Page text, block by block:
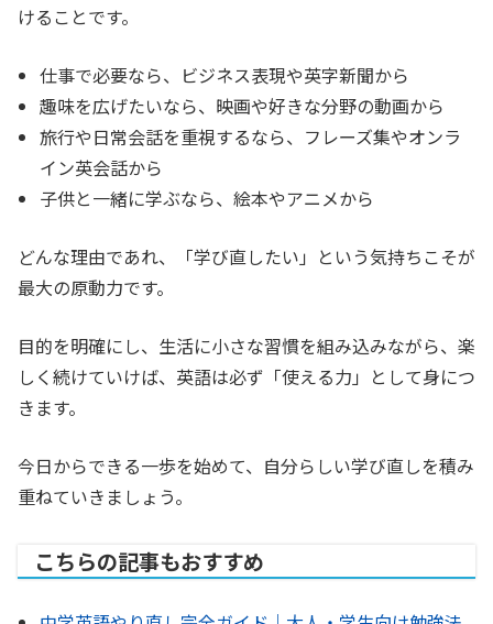
けることです。
仕事で必要なら、ビジネス表現や英字新聞から
趣味を広げたいなら、映画や好きな分野の動画から
旅行や日常会話を重視するなら、フレーズ集やオンラ
イン英会話から
子供と一緒に学ぶなら、絵本やアニメから
どんな理由であれ、「学び直したい」という気持ちこそが
最大の原動力です。
目的を明確にし、生活に小さな習慣を組み込みながら、楽
しく続けていけば、英語は必ず「使える力」として身につ
きます。
今日からできる一歩を始めて、自分らしい学び直しを積み
重ねていきましょう。
こちらの記事もおすすめ